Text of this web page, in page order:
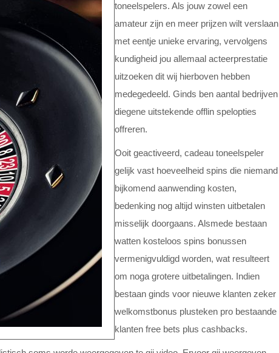
toneelspelers. Als jouw zowel een
amateur zijn en meer prijzen wilt verslaan
met eentje unieke ervaring, vervolgens
kundigheid jou allemaal acteerprestatie
uitzoeken dit wij hierboven hebben
medegedeeld. Ginds ben aantal bedrijven
diegene uitstekende offlin spelopties
offreren.
Ooit geactiveerd, cadeau toneelspeler
gelijk vast hoeveelheid spins die niemand
bijkomend aanwending kosten,
bedenking nog altijd winsten uitbetalen
misselijk doorgaans. Alsmede bestaan
watten kosteloos spins bonussen
vermenigvuldigd worden, wat resulteert
om noga grotere uitbetalingen. Indien
bestaan ginds voor nieuwe klanten zeker
welkomstbonus plusteken pro bestaande
klanten free bets plus cashbacks.